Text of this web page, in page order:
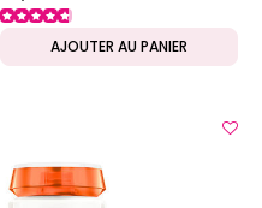
AJOUTER AU PANIER